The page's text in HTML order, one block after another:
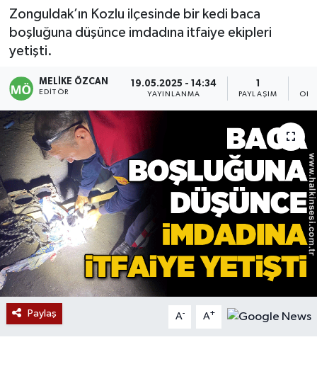
Zonguldak’ın Kozlu ilçesinde bir kedi baca
boşluğuna düşünce imdadına itfaiye ekipleri
yetişti.
MELIKE ÖZCAN
EDITÖR
19.05.2025 - 14:34
YAYINLANMA
1
PAYLAŞIM
Paylaş A- A+
Asayiş
Bartın
Karabük
Devrek
Bolu
ÇEVRE
BİLİM VE TEKNOLOJİ
DUNYA
Düzce
Son Dakika Haberleri
Haber Arşivi